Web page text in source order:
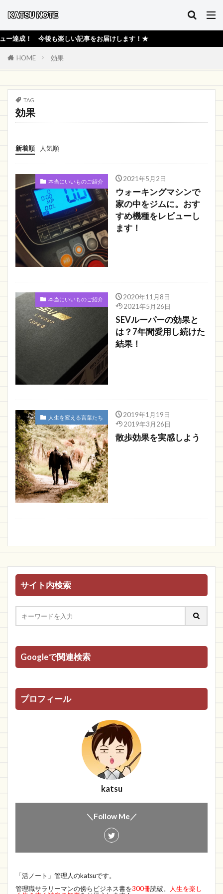
！ 今後も楽しい記事をお届けします！★
HOME 効果
TAG
効果
新着順 人気順
本当にいいものご紹介 2021年5月2日
ウォーキングマシンで
家の中をジムに。おす
すめ機種をレビューし
ます！
本当にいいものご紹介
2020年11月8日
2021年5月26日
SEVルーパーの効果と
は？7年間愛用し続けた
結果！
人生を変える言葉たち
2019年1月19日
2019年3月26日
散歩効果を実感しよう
サイト内検索
Googleで関連検索
プロフィール
katsu
＼Follow Me／
「活ノート」管理人のkatsuです。
管理職サラリーマンの傍らビジネス書を300冊読破。
人生を楽し